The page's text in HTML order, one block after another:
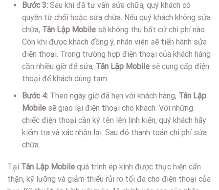
Bước 3: Sau khi đã tư vấn sửa chữa, quý khách có
quyền từ chối hoặc sửa chữa. Nếu quý khách không sửa
chữa, Tân Lập Mobile sẽ không thu bất cứ chi phí nào.
Còn khi được khách đồng ý, nhân viên sẽ tiến hành sửa
điện thoại. Trong trường hợp điện thoại của khách hàng
cần nhiều giờ để sửa, Tân Lập Mobile sẽ cung cấp điện
thoại để khách dùng tạm.
Bước 4: Theo ngày giờ đã hẹn với khách hàng, Tân Lập
Mobile sẽ giao lại điện thoại cho khách. Với những
chiếc điện thoại cần ký tên lên linh kiện, quý khách hãy
kiểm tra và xác nhận lại. Sau đó thanh toán chi phí sửa
chữa.
Tại Tân Lập Mobile quá trình ép kính được thực hiện cẩn
thận, kỹ lưỡng và giảm thiểu rủi ro tối đa cho điện thoại của